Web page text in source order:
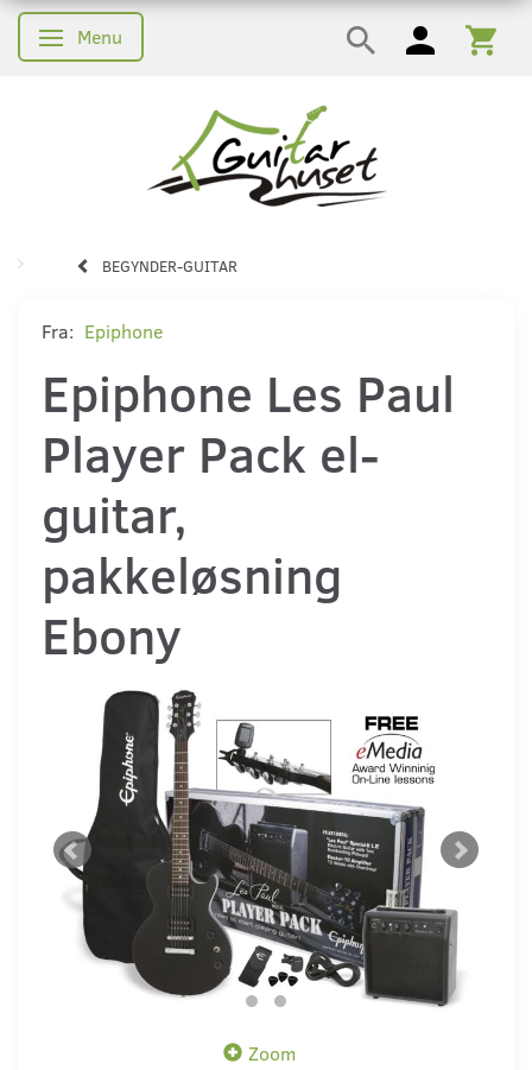
Skifte navigation
Menu
BEGYNDER-GUITAR
Fra: Epiphone
Epiphone Les Paul
Player Pack el-
guitar,
pakkeløsning
Ebony
Zoom